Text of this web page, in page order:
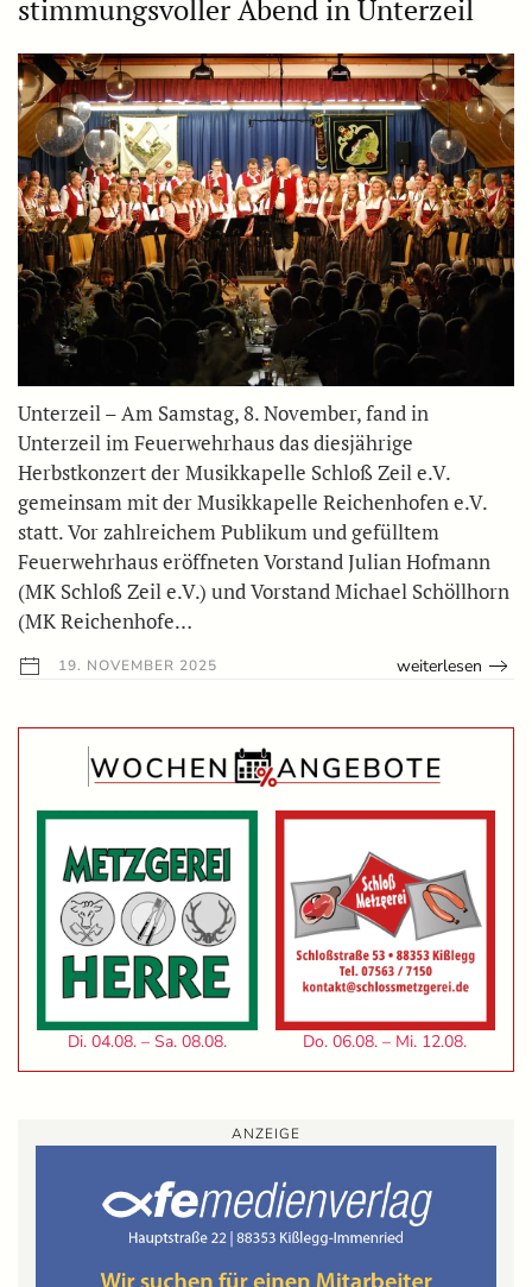
stimmungsvoller Abend in Unterzeil
Unterzeil – Am Samstag, 8. November, fand in
Unterzeil im Feuerwehrhaus das diesjährige
Herbstkonzert der Musikkapelle Schloß Zeil e.V.
gemeinsam mit der Musikkapelle Reichenhofen e.V.
statt. Vor zahlreichem Publikum und gefülltem
Feuerwehrhaus eröffneten Vorstand Julian Hofmann
(MK Schloß Zeil e.V.) und Vorstand Michael Schöllhorn
(MK Reichenhofe…
19. NOVEMBER 2025 weiterlesen
Di. 04.08. – Sa. 08.08. Do. 06.08. – Mi. 12.08.
ANZEIGE